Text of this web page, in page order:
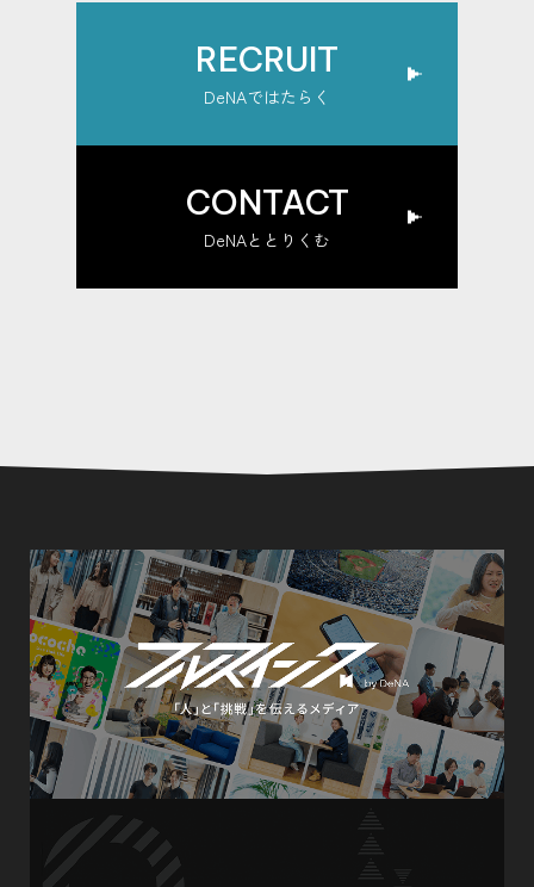
RECRUIT
DeNAではたらく
CONTACT
DeNAととりくむ